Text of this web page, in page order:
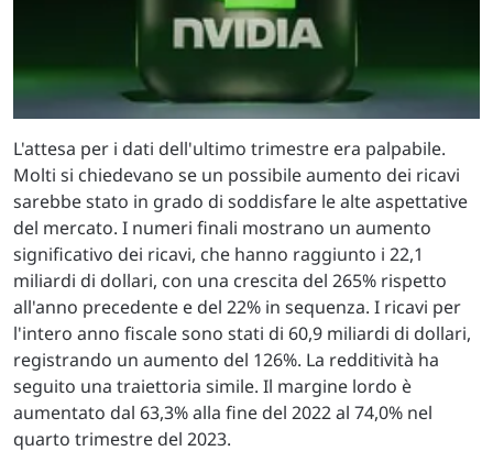
L'attesa per i dati dell'ultimo trimestre era palpabile.
Molti si chiedevano se un possibile aumento dei ricavi
sarebbe stato in grado di soddisfare le alte aspettative
del mercato. I numeri finali mostrano un aumento
significativo dei ricavi, che hanno raggiunto i 22,1
miliardi di dollari, con una crescita del 265% rispetto
all'anno precedente e del 22% in sequenza. I ricavi per
l'intero anno fiscale sono stati di 60,9 miliardi di dollari,
registrando un aumento del 126%. La redditività ha
seguito una traiettoria simile. Il margine lordo è
aumentato dal 63,3% alla fine del 2022 al 74,0% nel
quarto trimestre del 2023.